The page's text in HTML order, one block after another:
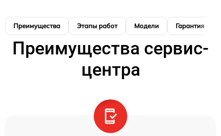
Преимущества Этапы работ Модели Гарантия
Преимущества сервис-
центра